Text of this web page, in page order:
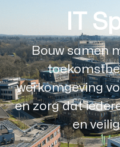
IT
Bouw samen
werkomgeving
en zorg dat
en